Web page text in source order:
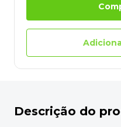
Descrição do